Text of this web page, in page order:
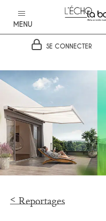
MENU
SE CONNECTER
Reportages